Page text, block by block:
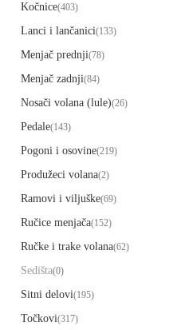
Kočnice(403)
Lanci i lančanici(133)
Menjač prednji(78)
Menjač zadnji(84)
Nosači volana (lule)(26)
Pedale(143)
Pogoni i osovine(219)
Produžeci volana(2)
Ramovi i viljuške(69)
Ručice menjača(152)
Ručke i trake volana(62)
Sedišta(0)
Sitni delovi(195)
Točkovi(317)